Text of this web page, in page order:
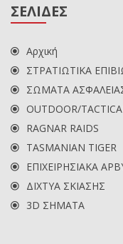
ΣΕΛΙΔΕΣ
Αρχική
ΣΤΡΑΤΙΩΤΙΚΑ
ΣΩΜΑΤΑ
OUTDOOR/
RAGNAR RAIDS
TASMANIAN TIGER
ΕΠΙΧΕΙΡΗΣΙΑΚΑ
ΔΙΧΤΥΑ ΣΚΙΑΣΗΣ
3D ΣΗΜΑΤΑ